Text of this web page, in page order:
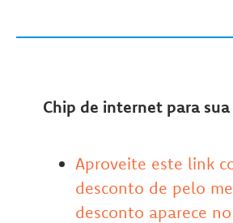
Chip de internet para
Aproveite este link
desconto de pelo
desconto aparece